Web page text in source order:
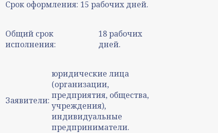
Срок оформления: 15 рабочих дней.
Общий срок
исполнения:
18 рабочих
дней.
Заявители:
юридические лица
(организации,
предприятия, общества,
учреждения),
индивидуальные
предприниматели.